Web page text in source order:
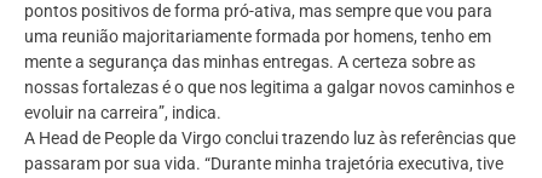
pontos positivos de forma pró-ativa, mas sempre que vou para
uma reunião majoritariamente formada por homens, tenho em
mente a segurança das minhas entregas. A certeza sobre as
nossas fortalezas é o que nos legitima a galgar novos caminhos e
evoluir na carreira”, indica.
A Head de People da Virgo conclui trazendo luz às referências que
passaram por sua vida. “Durante minha trajetória executiva, tive